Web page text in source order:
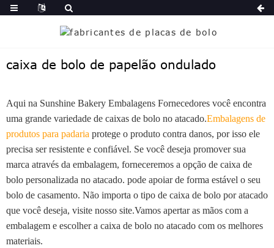
caixa de bolo de papelão ondulado
Aqui na Sunshine Bakery Embalagens Fornecedores você encontra
uma grande variedade de caixas de bolo no atacado.Embalagens de
produtos para padaria protege o produto contra danos, por isso ele
precisa ser resistente e confiável. Se você deseja promover sua
marca através da embalagem, forneceremos a opção de caixa de
bolo personalizada no atacado. pode apoiar de forma estável o seu
bolo de casamento. Não importa o tipo de caixa de bolo por atacado
que você deseja, visite nosso site.Vamos apertar as mãos com a
embalagem e escolher a caixa de bolo no atacado com os melhores
materiais.